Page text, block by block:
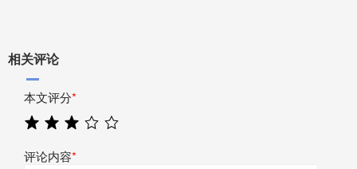
相关评论
本文评分*
评论内容*